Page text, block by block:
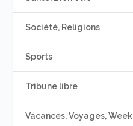
Société, Religions
Sports
Tribune libre
Vacances, Voyages, Week